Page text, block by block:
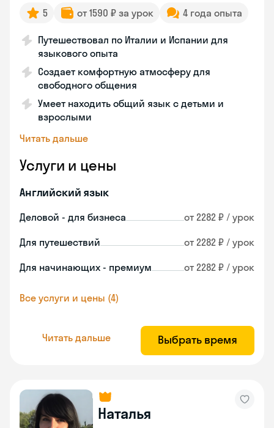
5 от 1590 ₽ за урок 4 года опыта
Путешествовал по Италии и Испании для
языкового опыта
Создает комфортную атмосферу для
свободного общения
Умеет находить общий язык с детьми и
взрослыми
Читать дальше
Услуги и цены
Английский язык
Деловой - для бизнеса от 2282 ₽ / урок
Для путешествий от 2282 ₽ / урок
Для начинающих - премиум от 2282 ₽ / урок
Все услуги и цены (4)
Читать дальше Выбрать время
Наталья